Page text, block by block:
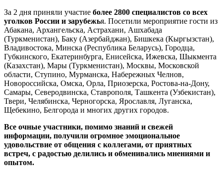
За 2 дня приняли участие более 2800 специалистов со всех
уголков России и зарубежья. Посетили мероприятие гости из
Абакана, Архангельска, Астрахани, Ашхабада
(Туркменистан), Баку (Азербайджан), Бишкека (Кыргызстан),
Владивостока, Минска (Республика Беларусь), Городца,
Губкинского, Екатеринбурга, Енисейска, Ижевска, Шыкмента
(Казахстан), Мары (Туркменистан), Москвы, Московской
области, Ступино, Мурманска, Набережных Челнов,
Новороссийска, Омска, Орла, Приозерска, Ростова-на-Дону,
Самары, Северодвинска, Ставрополя, Ташкента (Узбекистан),
Твери, Челябинска, Черногорска, Ярославля, Луганска,
Щебекино, Белгорода и многих других городов.
Все очные участники, помимо знаний и свежей
информации, получили огромное эмоциональное
удовольствие от общения с коллегами, от приятных
встреч, с радостью делились и обменивались мнениями и
опытом.